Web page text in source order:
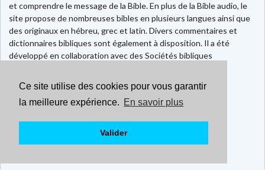
Ce site utilise des cookies pour vous garantir
la meilleure expérience. En savoir plus
Valider
et comprendre le message de la Bible. En plus de la Bible audio, le
site propose de nombreuses bibles en plusieurs langues ainsi que
des originaux en hébreu, grec et latin. Divers commentaires et
dictionnaires bibliques sont également à disposition. Il a été
développé en collaboration avec des Sociétés bibliques
Faire un don
Contact